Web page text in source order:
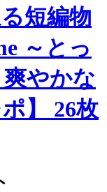
短編物
～とっ
やかな
】 26枚